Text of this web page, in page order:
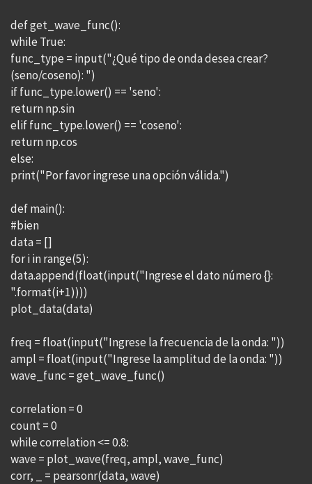
def get_wave_func():
while True:
func_type = input("¿Qué tipo de onda desea crear?
(seno/coseno): ")
if func_type.lower() == 'seno':
return np.sin
elif func_type.lower() == 'coseno':
return np.cos
else:
print("Por favor ingrese una opción válida.")
def main():
#bien
data = []
for i in range(5):
data.append(float(input("Ingrese el dato número {}:
".format(i+1))))
plot_data(data)
freq = float(input("Ingrese la frecuencia de la onda: "))
ampl = float(input("Ingrese la amplitud de la onda: "))
wave_func = get_wave_func()
correlation = 0
count = 0
while correlation <= 0.8:
wave = plot_wave(freq, ampl, wave_func)
corr, _ = pearsonr(data, wave)